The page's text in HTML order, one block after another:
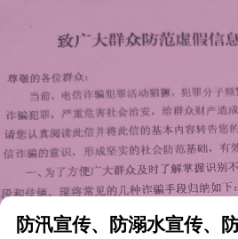
防汛宣传、防溺水宣传、